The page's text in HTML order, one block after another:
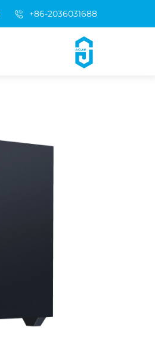
+86-2036031688 داخلي 8048